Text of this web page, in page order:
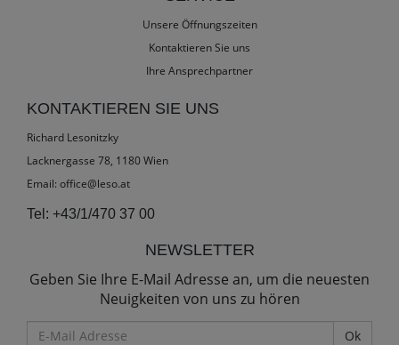
Unsere Öffnungszeiten
Kontaktieren Sie uns
Ihre Ansprechpartner
KONTAKTIEREN SIE UNS
Richard Lesonitzky
Lacknergasse 78, 1180 Wien
Email: office@leso.at
Tel: +43/1/470 37 00
NEWSLETTER
Geben Sie Ihre E-Mail Adresse an, um die neuesten
Neuigkeiten von uns zu hören